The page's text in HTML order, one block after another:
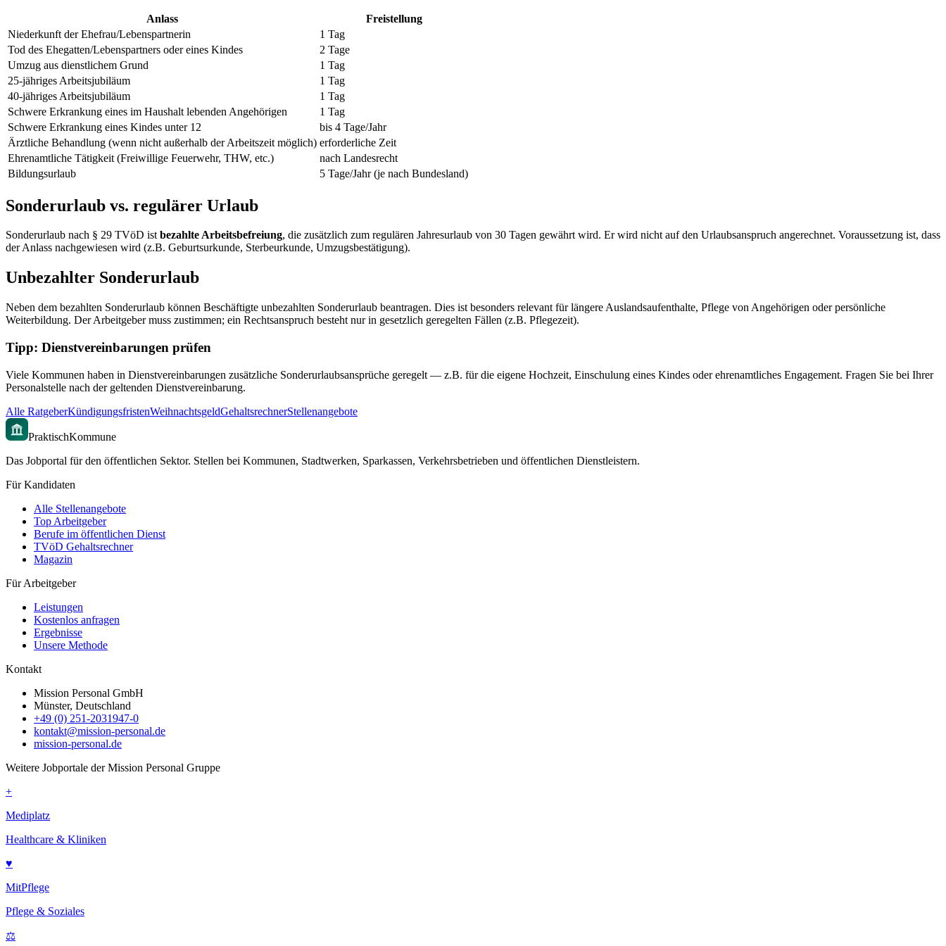
Anlass
Freistellung
Niederkunft der Ehefrau/Lebenspartnerin
1 Tag
Tod des Ehegatten/Lebenspartners oder eines Kindes
2 Tage
Umzug aus dienstlichem Grund
1 Tag
25-jähriges Arbeitsjubiläum
1 Tag
40-jähriges Arbeitsjubiläum
1 Tag
Schwere Erkrankung eines im Haushalt lebenden Angehörigen
1 Tag
Schwere Erkrankung eines Kindes unter 12
bis 4 Tage/Jahr
Ärztliche Behandlung (wenn nicht außerhalb der Arbeitszeit möglich) erforderliche Zeit
Ehrenamtliche Tätigkeit (Freiwillige Feuerwehr, THW, etc.)
nach Landesrecht
Bildungsurlaub
5 Tage/Jahr (je nach Bundesland)
Sonderurlaub vs. regulärer Urlaub
Sonderurlaub nach § 29 TVöD istbezahlte Arbeitsbefreiung, die zusätzlich zum regulären Jahresurlaub von 30 Tagen gewährt wird. Er wird nicht auf den Urlaubsanspruch angerechnet. Voraussetzung ist, dass
der Anlass nachgewiesen wird (z.B. Geburtsurkunde, Sterbeurkunde, Umzugsbestätigung).
Unbezahlter Sonderurlaub
Neben dem bezahlten Sonderurlaub können Beschäftigte unbezahlten Sonderurlaub beantragen. Dies ist besonders relevant für längere Auslandsaufenthalte, Pflege von Angehörigen oder persönliche
Weiterbildung. Der Arbeitgeber muss zustimmen; ein Rechtsanspruch besteht nur in gesetzlich geregelten Fällen (z.B. Pflegezeit).
Tipp: Dienstvereinbarungen prüfen
Viele Kommunen haben in Dienstvereinbarungen zusätzliche Sonderurlaubsansprüche geregelt — z.B. für die eigene Hochzeit, Einschulung eines Kindes oder ehrenamtliches Engagement. Fragen Sie bei Ihrer
Personalstelle nach der geltenden Dienstvereinbarung.
Alle RatgeberKündigungsfristenWeihnachtsgeldGehaltsrechnerStellenangebote
PraktischKommune
Das Jobportal für den öffentlichen Sektor. Stellen bei Kommunen, Stadtwerken, Sparkassen, Verkehrsbetrieben und öffentlichen Dienstleistern.
Für Kandidaten
Alle Stellenangebote
Top Arbeitgeber
Berufe im öffentlichen Dienst
TVöD Gehaltsrechner
Magazin
Für Arbeitgeber
Leistungen
Kostenlos anfragen
Ergebnisse
Unsere Methode
Kontakt
Mission Personal GmbH
Münster, Deutschland
+49 (0) 251-2031947-0
kontakt@mission-personal.de
mission-personal.de
Weitere Jobportale der Mission Personal Gruppe
+
Mediplatz
Healthcare & Kliniken
♥
MitPflege
Pflege & Soziales
⚖